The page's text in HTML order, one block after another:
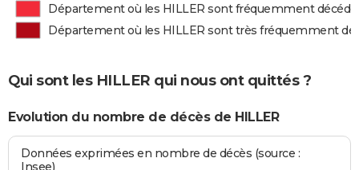
Département où les HILLER sont fréquemment
Département où les HILLER sont très fréquemment
Qui sont les HILLER qui nous ont quittés ?
Evolution du nombre de décès de HILLER
Données exprimées en nombre de décès (source :
Insee)